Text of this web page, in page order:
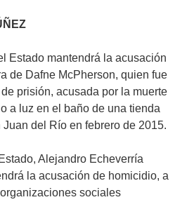
Estado mantendrá la acusación
de Dafne McPherson, quien fue
prisión, acusada por la muerte
a luz en el baño de una tienda
del Río en febrero de 2015.
Alejandro Echeverría
la acusación de homicidio, a
sociales